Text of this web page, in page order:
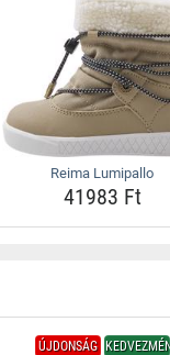
Reima Lumipallo
41983 Ft
ÚJDONSÁG